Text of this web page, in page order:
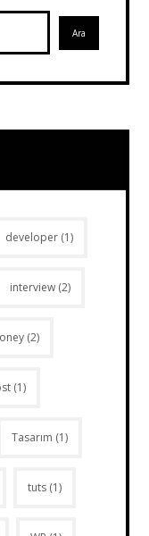
developer(1)
interview (2)
(2)
(1)
Tasarım (1)
tuts (1)